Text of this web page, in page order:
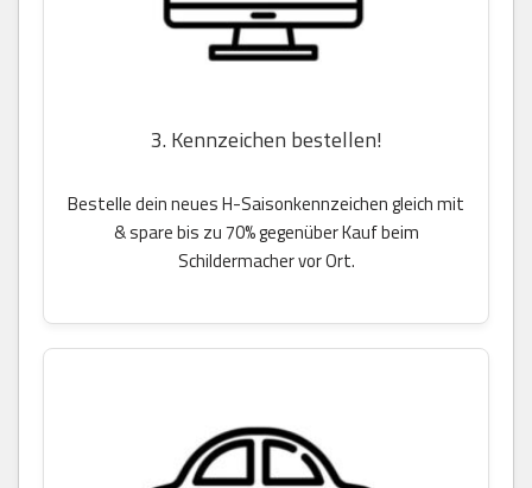
3. Kennzeichen bestellen!
Bestelle dein neues H-Saisonkennzeichen gleich mit
& spare bis zu 70% gegenüber Kauf beim
Schildermacher vor Ort.